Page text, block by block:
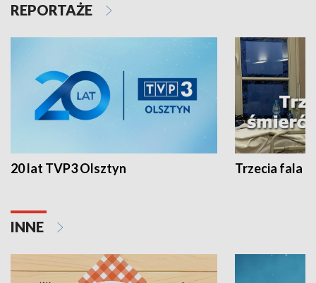
REPORTAŻE
20 lat TVP3 Olsztyn Trzecia fala -
INNE